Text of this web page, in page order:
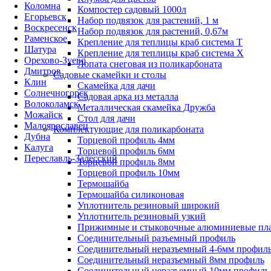
Коломна
Егорьевск
Воскресенск
Раменское
Шатура
Орехово-Зуево
Дмитров
Клин
Солнечногорск
Волоколамск
Можайск
Малоярославец
Дубна
Калуга
Переславль-Залесский
Компостер садовый 1000л
Набор подвязок для растений, 1 м
Набор подвязок для растений, 0,67м
Крепление для теплицы краб система Т
Крепление для теплицы краб система Х
Лопата снеговая из поликарбоната
Садовые скамейки и столы
Скамейка для дачи
Садовая арка из металла
Металлическая скамейка Дружба
Стол для дачи
Комплектующие для поликарбоната
Торцевой профиль 4мм
Торцевой профиль 6мм
Торцевой профиль 8мм
Торцевой профиль 10мм
Термошайба
Термошайба силиконовая
Уплотнитель резиновый широкий
Уплотнитель резиновый узкий
Прижимные и стыковочные алюминиевые
Соединительный разъемный профиль
Соединительный неразъемный 4-6мм
Соединительный неразъемный 8мм профиль